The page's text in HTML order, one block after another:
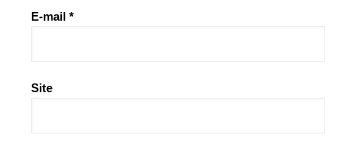
E-mail *
Site